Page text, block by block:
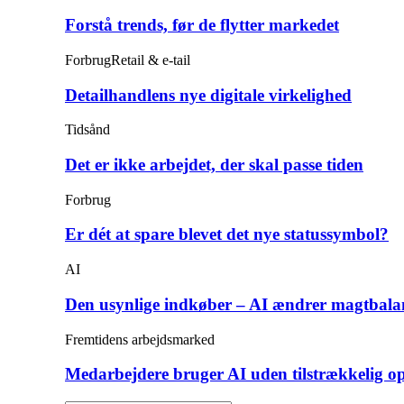
Forstå trends, før de flytter markedet
ForbrugRetail & e-tail
Detailhandlens nye digitale virkelighed
Tidsånd
Det er ikke arbejdet, der skal passe tiden
Forbrug
Er dét at spare blevet det nye statussymbol?
AI
Den usynlige indkøber – AI ændrer
Fremtidens arbejdsmarked
Medarbejdere bruger AI uden tilstrækkelig